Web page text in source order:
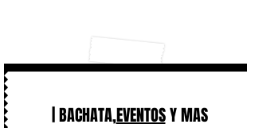
| BACHATA,EVENTOSY MAS